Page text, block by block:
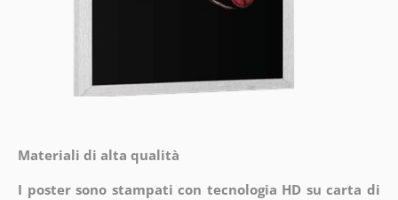
Materiali di alta qualità
I poster sono stampati con tecnologia HD su carta di